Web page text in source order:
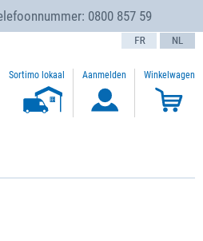
0800 857 59
text.language
Sortimo lokaal Aanmelden Winkelwagen